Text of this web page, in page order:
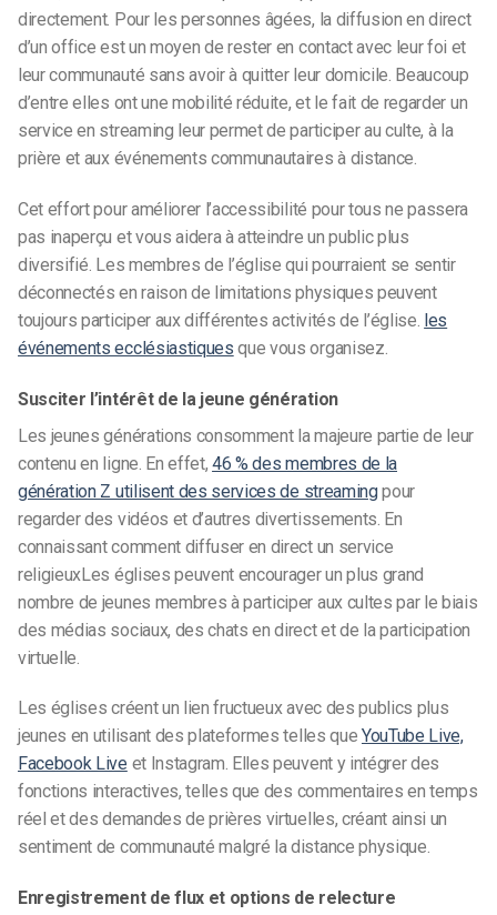
directement. Pour les personnes âgées, la diffusion en direct
d’un office est un moyen de rester en contact avec leur foi et
leur communauté sans avoir à quitter leur domicile. Beaucoup
d’entre elles ont une mobilité réduite, et le fait de regarder un
service en streaming leur permet de participer au culte, à la
prière et aux événements communautaires à distance.
Cet effort pour améliorer l’accessibilité pour tous ne passera
pas inaperçu et vous aidera à atteindre un public plus
diversifié. Les membres de l’église qui pourraient se sentir
déconnectés en raison de limitations physiques peuvent
toujours participer aux différentes activités de l’église. les
événements ecclésiastiques que vous organisez.
Susciter l’intérêt de la jeune génération
Les jeunes générations consomment la majeure partie de leur
contenu en ligne. En effet,46 % des membres de la
génération Z utilisent des services de streamingpour
regarder des vidéos et d’autres divertissements. En
connaissantcomment diffuser en direct un service
religieuxLes églises peuvent encourager un plus grand
nombre de jeunes membres à participer aux cultes par le biais
des médias sociaux, des chats en direct et de la participation
virtuelle.
Les églises créent un lien fructueux avec des publics plus
jeunes en utilisant des plateformes telles que YouTube Live,
Facebook Live et Instagram. Elles peuvent y intégrer des
fonctions interactives, telles que des commentaires en temps
réel et des demandes de prières virtuelles, créant ainsi un
sentiment de communauté malgré la distance physique.
Enregistrement de flux et options de relecture